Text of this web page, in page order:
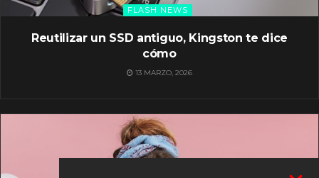
FLASH NEWS
Reutilizar un SSD antiguo, Kingston te dice
cómo
13 MARZO, 2026